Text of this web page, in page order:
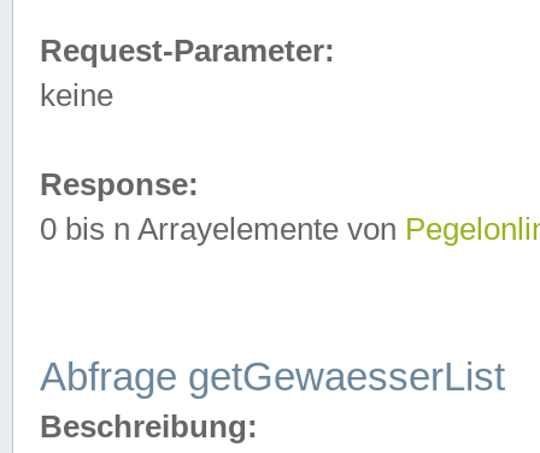
Request-Parameter:
keine
Response:
0 bis n Arrayelemente von
Abfrage getGewaesserList
Beschreibung: